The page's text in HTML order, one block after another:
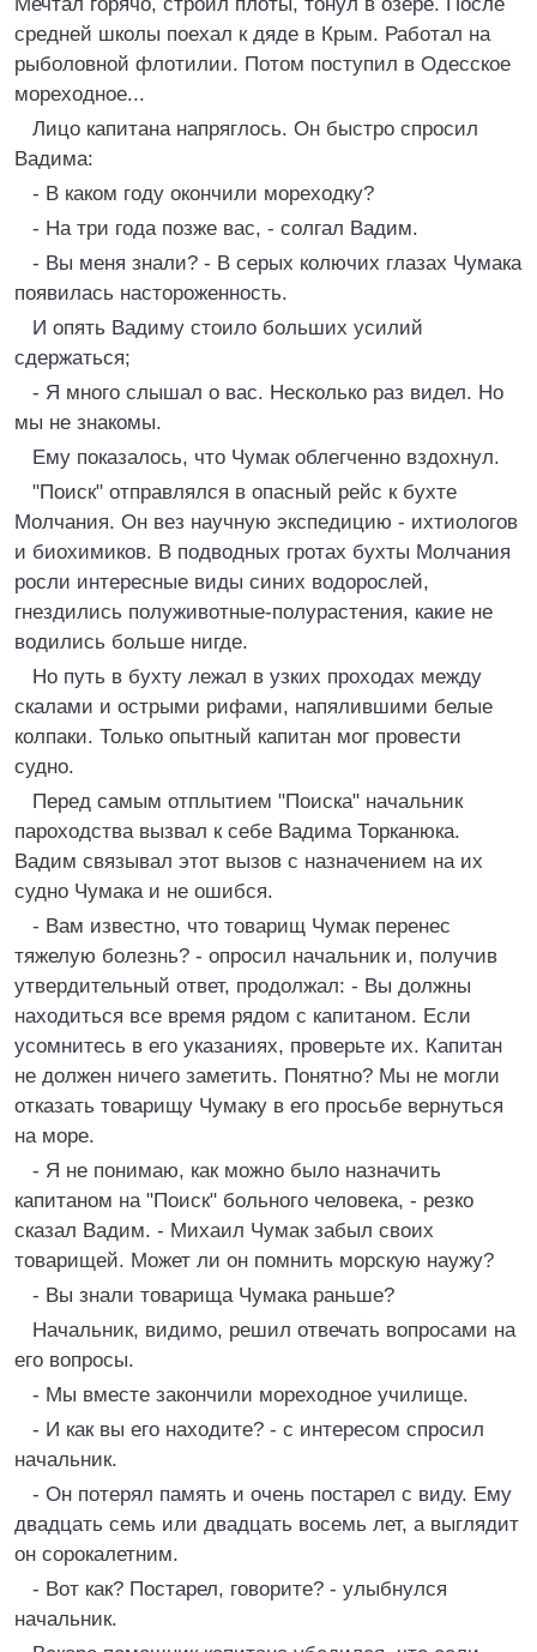
средней школы поехал к дяде в Крым. Работал на
рыболовной флотилии. Потом поступил в Одесское
мореходное...
Лицо капитана напряглось. Он быстро спросил
Вадима:
- В каком году окончили мореходку?
- На три года позже вас, - солгал Вадим.
- Вы меня знали? - В серых колючих глазах Чумака
появилась настороженность.
И опять Вадиму стоило больших усилий
сдержаться;
- Я много слышал о вас. Несколько раз видел. Но
мы не знакомы.
Ему показалось, что Чумак облегченно вздохнул.
"Поиск" отправлялся в опасный рейс к бухте
Молчания. Он вез научную экспедицию - ихтиологов
и биохимиков. В подводных гротах бухты Молчания
росли интересные виды синих водорослей,
гнездились полуживотные-полурастения, какие не
водились больше нигде.
Но путь в бухту лежал в узких проходах между
скалами и острыми рифами, напялившими белые
колпаки. Только опытный капитан мог провести
судно.
Перед самым отплытием "Поиска" начальник
пароходства вызвал к себе Вадима Торканюка.
Вадим связывал этот вызов с назначением на их
судно Чумака и не ошибся.
- Вам известно, что товарищ Чумак перенес
тяжелую болезнь? - опросил начальник и, получив
утвердительный ответ, продолжал: - Вы должны
находиться все время рядом с капитаном. Если
усомнитесь в его указаниях, проверьте их. Капитан
не должен ничего зaметить. Понятно? Мы не могли
отказать товарищу Чумаку в его просьбе вернуться
на море.
- Я не понимаю, как можно было назначить
капитаном на "Поиск" больного человека, - резко
сказал Вадим. - Михаил Чумак забыл своих
товарищей. Может ли он помнить морскую наужу?
- Вы знали товарища Чумака раньше?
Начальник, видимо, решил отвечать вопросами на
его вопросы.
- Мы вместе закончили мореходное училище.
- И как вы его находите? - с интересом спросил
начальник.
- Он потерял память и очень постарел с виду. Ему
двадцать семь или двадцать восемь лет, а выглядит
он сорокалетним.
- Вот как? Постарел, говорите? - улыбнулся
начальник.